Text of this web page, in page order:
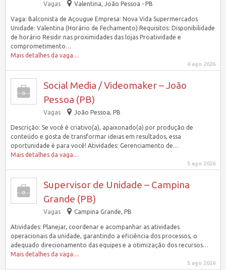
Vagas Valentina, João Pessoa - PB
Vaga: Balconista de Açougue Empresa: Nova Vida Supermercados
Unidade: Valentina (Horário de Fechamento) Requisitos: Disponibilidade
de horário Residir nas proximidades das lojas Proatividade e
comprometimento…
Mais detalhes da vaga....
6 ago 2026
Social Media / Videomaker – João
Pessoa (PB)
Vagas João Pessoa, PB
Descrição: Se você é criativo(a), apaixonado(a) por produção de
conteúdo e gosta de transformar ideias em resultados, essa
oportunidade é para você! Atividades: Gerenciamento de…
Mais detalhes da vaga....
5 ago 2026
Supervisor de Unidade – Campina
Grande (PB)
Vagas Campina Grande, PB
Atividades: Planejar, coordenar e acompanhar as atividades
operacionais da unidade, garantindo a eficiência dos processos, o
adequado direcionamento das equipes e a otimização dos recursos…
Mais detalhes da vaga....
5 ago 2026